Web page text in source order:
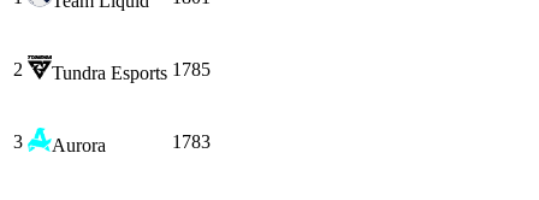
2 Tundra Esports 1785
3 Aurora 1783